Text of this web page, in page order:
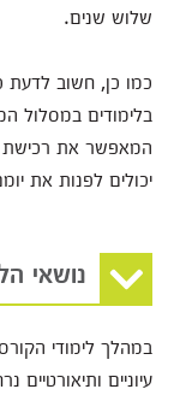
שלוש שנים.
כמו כן, חשוב
בלימודים במסלול
המאפשר את רכישת
יכולים לפנות את
נושאי
במהלך לימודי
עיוניים ותיאורטיים